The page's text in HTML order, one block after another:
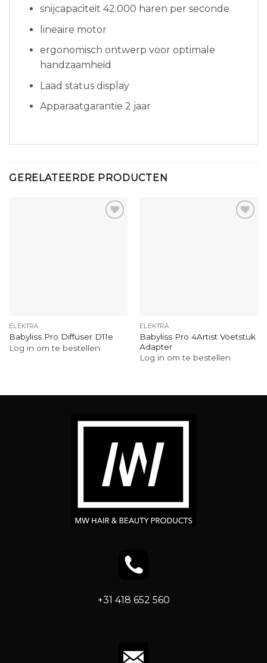
snijcapaciteit 42.000 haren per seconde
lineaire motor
ergonomisch ontwerp voor optimale
handzaamheid
Laad status display
Apparaatgarantie 2 jaar
GERELATEERDE PRODUCTEN
ELEKTRA
Babyliss Pro Diffuser D11e
Log in om te bestellen
ELEKTRA
Babyliss Pro 4Artist Voetstuk
Adapter
Log in om te bestellen
+31 418 652 560